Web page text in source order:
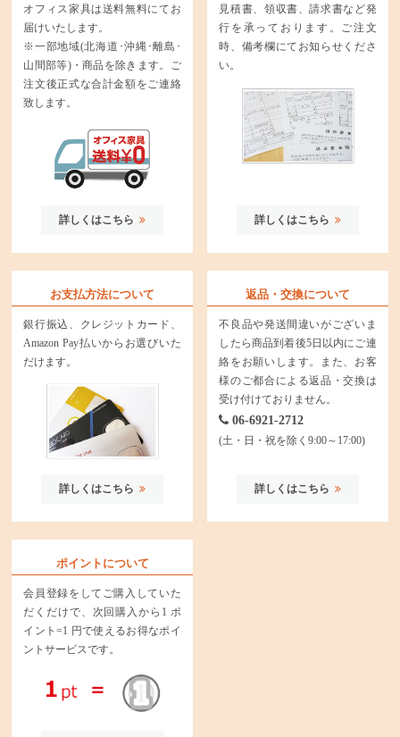
オフィス家具は送料無料にてお
届けいたします。
※一部地域(北海道･沖縄･離島･
山間部等)・商品を除きます。ご
注文後正式な合計金額をご連絡
致します。
詳しくはこちら
見積書、領収書、請求書など発
行を承っております。ご注文
時、備考欄にてお知らせくださ
い。
詳しくはこちら
お支払方法について
銀行振込、クレジットカード、
Amazon Pay払いからお選びいた
だけます。
詳しくはこちら
返品・交換について
不良品や発送間違いがございま
したら商品到着後5日以内にご連
絡をお願いします。また、お客
様のご都合による返品・交換は
受け付けておりません。
06-6921-2712
(土・日・祝を除く9:00～17:00)
詳しくはこちら
ポイントについて
会員登録をしてご購入していた
だくだけで、次回購入から1 ポ
イント=1 円で使えるお得なポイ
ントサービスです。